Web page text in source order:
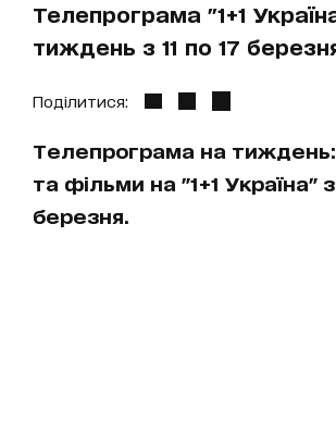
Телепрограма "1+1
тиждень з 11 по 17
Поділитися:
Телепрограма на тиждень:
та фільми на "1+1 Україна" з
березня.